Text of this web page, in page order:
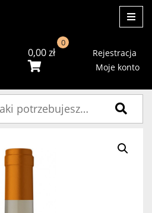
0,00zł
0
Rejestracja
Moje konto